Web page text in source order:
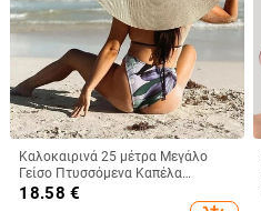
Καλοκαιρινά 25 μέτρα Μεγάλο
Γείσο Πτυσσόμενα Καπέλα
Παραλίας Γυναικεία Πτυσσόμενα
18.58 €